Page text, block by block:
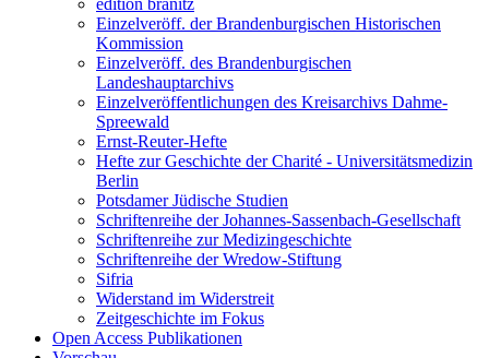
edition branitz
Einzelveröff. der Brandenburgischen Historischen
Kommission
Einzelveröff. des Brandenburgischen
Landeshauptarchivs
Einzelveröffentlichungen des Kreisarchivs Dahme-
Spreewald
Ernst-Reuter-Hefte
Hefte zur Geschichte der Charité - Universitätsmedizin
Berlin
Potsdamer Jüdische Studien
Schriftenreihe der Johannes-Sassenbach-Gesellschaft
Schriftenreihe zur Medizingeschichte
Schriftenreihe der Wredow-Stiftung
Sifria
Widerstand im Widerstreit
Zeitgeschichte im Fokus
Open Access Publikationen